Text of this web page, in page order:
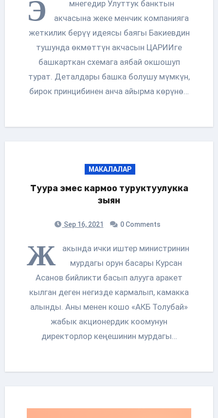
Э
мнегедир Улуттук банктын
акчасына жеке менчик компанияга
жеткилик берүү идеясы баягы Бакиевдин
тушунда өкмөттүн акчасын ЦАРИИге
башкарткан схемага аябай окшошуп
турат. Деталдары башка болушу мүмкүн,
бирок принцибинен анча айырма көрүнө…
МАКАЛАЛАР
Туура эмес кармоо туруктуулукка
зыян
Sep 16, 2021 0 Comments
Ж
акында ички иштер министринин
мурдагы орун басары Курсан
Асанов бийликти басып алууга аракет
кылган деген негизде кармалып, камакка
алынды. Аны менен кошо «АКБ Толубай»
жабык акционердик коомунун
директорлор кеңешинин мурдагы…